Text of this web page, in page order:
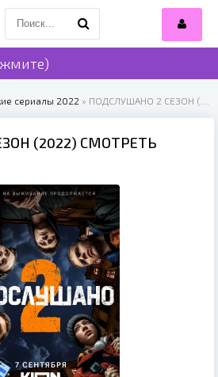
сериалы 2022 » ПОДСЛУШАНО 2 СЕЗОН (2022)
(2022) СМОТРЕТЬ